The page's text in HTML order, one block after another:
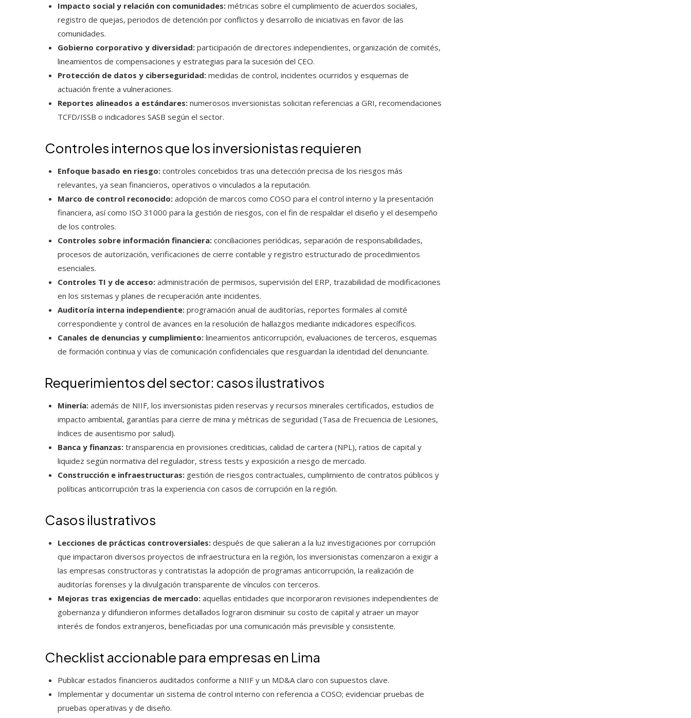
Impacto social y relación con comunidades: métricas sobre el cumplimiento de acuerdos sociales,
registro de quejas, periodos de detención por conflictos y desarrollo de iniciativas en favor de las
comunidades.
Gobierno corporativo y diversidad: participación de directores independientes, organización de comités,
lineamientos de compensaciones y estrategias para la sucesión del CEO.
Protección de datos y ciberseguridad: medidas de control, incidentes ocurridos y esquemas de
actuación frente a vulneraciones.
Reportes alineados a estándares: numerosos inversionistas solicitan referencias a GRI, recomendaciones
TCFD/ISSB o indicadores SASB según el sector.
Controles internos que los inversionistas requieren
Enfoque basado en riesgo: controles concebidos tras una detección precisa de los riesgos más
relevantes, ya sean financieros, operativos o vinculados a la reputación.
Marco de control reconocido: adopción de marcos como COSO para el control interno y la presentación
financiera, así como ISO 31000 para la gestión de riesgos, con el fin de respaldar el diseño y el desempeño
de los controles.
Controles sobre información financiera: conciliaciones periódicas, separación de responsabilidades,
procesos de autorización, verificaciones de cierre contable y registro estructurado de procedimientos
esenciales.
Controles TI y de acceso: administración de permisos, supervisión del ERP, trazabilidad de modificaciones
en los sistemas y planes de recuperación ante incidentes.
Auditoría interna independiente: programación anual de auditorías, reportes formales al comité
correspondiente y control de avances en la resolución de hallazgos mediante indicadores específicos.
Canales de denuncias y cumplimiento: lineamientos anticorrupción, evaluaciones de terceros, esquemas
de formación continua y vías de comunicación confidenciales que resguardan la identidad del denunciante.
Requerimientos del sector: casos ilustrativos
Minería: además de NIIF, los inversionistas piden reservas y recursos minerales certificados, estudios de
impacto ambiental, garantías para cierre de mina y métricas de seguridad (Tasa de Frecuencia de Lesiones,
índices de ausentismo por salud).
Banca y finanzas: transparencia en provisiones crediticias, calidad de cartera (NPL), ratios de capital y
liquidez según normativa del regulador, stress tests y exposición a riesgo de mercado.
Construcción e infraestructuras: gestión de riesgos contractuales, cumplimiento de contratos públicos y
políticas anticorrupción tras la experiencia con casos de corrupción en la región.
Casos ilustrativos
Lecciones de prácticas controversiales: después de que salieran a la luz investigaciones por corrupción
que impactaron diversos proyectos de infraestructura en la región, los inversionistas comenzaron a exigir a
las empresas constructoras y contratistas la adopción de programas anticorrupción, la realización de
auditorías forenses y la divulgación transparente de vínculos con terceros.
Mejoras tras exigencias de mercado: aquellas entidades que incorporaron revisiones independientes de
gobernanza y difundieron informes detallados lograron disminuir su costo de capital y atraer un mayor
interés de fondos extranjeros, beneficiadas por una comunicación más previsible y consistente.
Checklist accionable para empresas en Lima
Publicar estados financieros auditados conforme a NIIF y un MD&A claro con supuestos clave.
Implementar y documentar un sistema de control interno con referencia a COSO; evidenciar pruebas de
pruebas operativas y de diseño.